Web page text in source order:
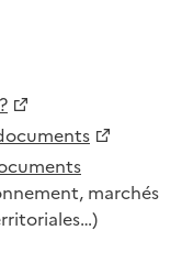
marchés